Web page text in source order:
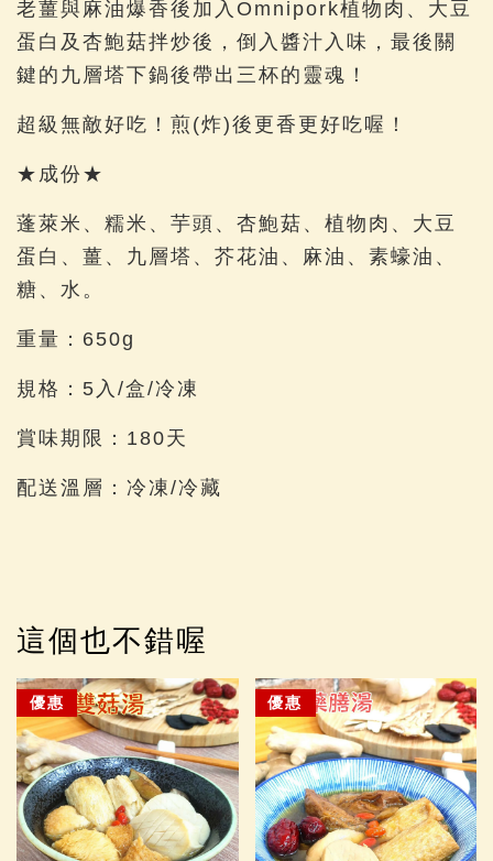
老薑與麻油爆香後加入Omnipork植物肉、大豆
蛋白及杏鮑菇拌炒後，倒入醬汁入味，最後關
鍵的九層塔下鍋後帶出三杯的靈魂！
超級無敵好吃！煎(炸)後更香更好吃喔！
★成份★
蓬萊米、糯米、芋頭、杏鮑菇、植物肉、大豆
蛋白、薑、九層塔、芥花油、麻油、素蠔油、
糖、水。
重量：650g
規格：5入/盒/冷凍
賞味期限：180天
配送溫層：冷凍/冷藏
這個也不錯喔
優惠 優惠